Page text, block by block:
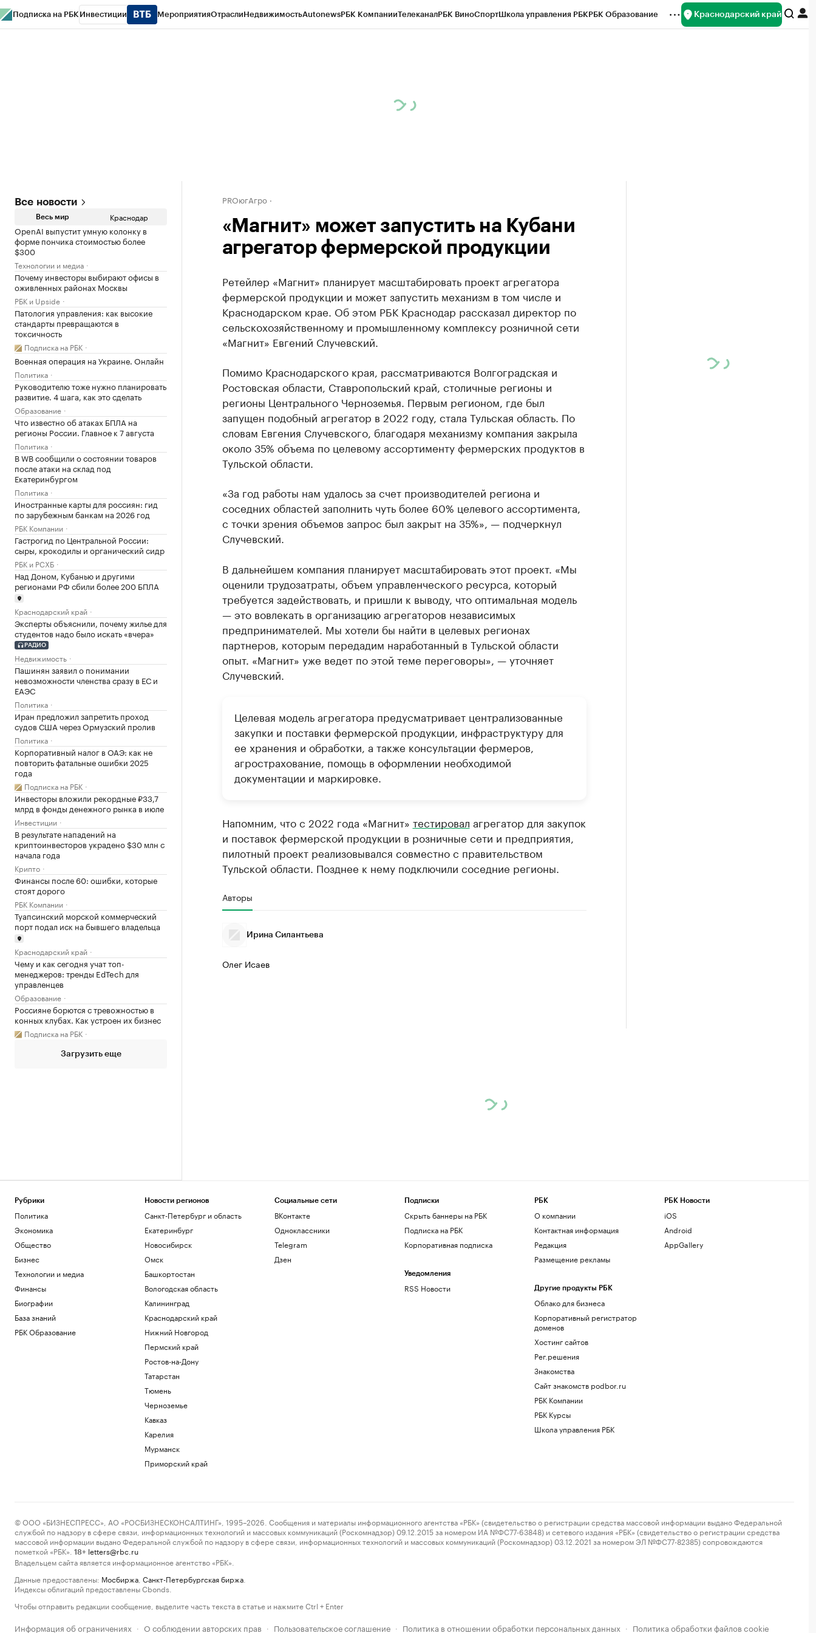
Подписка на РБК Инвестиции МероприятияОтраслиНедвижимостьAutonewsРБК КомпанииТелеканалРБК ВиноСпортШкола управления РБКРБК Образование Краснодарский край
Все новости
Весь мир Краснодар
OpenAI выпустит умную колонку в
форме пончика стоимостью более
$300
Технологии и медиа
Почему инвесторы выбирают офисы в
оживленных районах Москвы
РБК и Upside
Патология управления: как высокие
стандарты превращаются в
токсичность
Подписка на РБК
Военная операция на Украине. Онлайн
Политика
Руководителю тоже нужно планировать
развитие. 4 шага, как это сделать
Образование
Что известно об атаках БПЛА на
регионы России. Главное к 7 августа
Политика
В WB сообщили о состоянии товаров
после атаки на склад под
Екатеринбургом
Политика
Иностранные карты для россиян: гид
по зарубежным банкам на 2026 год
РБК Компании
Гастрогид по Центральной России:
сыры, крокодилы и органический сидр
РБК и РСХБ
Над Доном, Кубанью и другими
регионами РФ сбили более 200 БПЛА
Краснодарский край
Эксперты объяснили, почему жилье для
студентов надо было искать «вчера»
РАДИО
Недвижимость
Пашинян заявил о понимании
невозможности членства сразу в ЕС и
ЕАЭС
Политика
Иран предложил запретить проход
судов США через Ормузский пролив
Политика
Корпоративный налог в ОАЭ: как не
повторить фатальные ошибки 2025
года
Подписка на РБК
Инвесторы вложили рекордные ₽33,7
млрд в фонды денежного рынка в июле
Инвестиции
В результате нападений на
криптоинвесторов украдено $30 млн с
начала года
Крипто
Финансы после 60: ошибки, которые
стоят дорого
РБК Компании
Туапсинский морской коммерческий
порт подал иск на бывшего владельца
Краснодарский край
Чему и как сегодня учат топ-
менеджеров: тренды EdTech для
управленцев
Образование
Россияне борются с тревожностью в
конных клубах. Как устроен их бизнес
Подписка на РБК
Загрузить еще
PROюгАгро
«Магнит» может запустить на Кубани
агрегатор фермерской продукции
Ретейлер «Магнит» планирует масштабировать проект агрегатора
фермерской продукции и может запустить механизм в том числе и
Краснодарском крае. Об этом РБК Краснодар рассказал директор по
сельскохозяйственному и промышленному комплексу розничной сети
«Магнит» Евгений Случевский.
Помимо Краснодарского края, рассматриваются Волгоградская и
Ростовская области, Ставропольский край, столичные регионы и
регионы Центрального Черноземья. Первым регионом, где был
запущен подобный агрегатор в 2022 году, стала Тульская область. По
словам Евгения Случевского, благодаря механизму компания закрыла
около 35% объема по целевому ассортименту фермерских продуктов в
Тульской области.
«За год работы нам удалось за счет производителей региона и
соседних областей заполнить чуть более 60% целевого ассортимента,
с точки зрения объемов запрос был закрыт на 35%», — подчеркнул
Случевский.
В дальнейшем компания планирует масштабировать этот проект. «Мы
оценили трудозатраты, объем управленческого ресурса, который
требуется задействовать, и пришли к выводу, что оптимальная модель
— это вовлекать в организацию агрегаторов независимых
предпринимателей. Мы хотели бы найти в целевых регионах
партнеров, которым передадим наработанный в Тульской области
опыт. «Магнит» уже ведет по этой теме переговоры», — уточняет
Случевский.
Целевая модель агрегатора предусматривает централизованные
закупки и поставки фермерской продукции, инфраструктуру для
ее хранения и обработки, а также консультации фермеров,
агрострахование, помощь в оформлении необходимой
документации и маркировке.
Напомним, что с 2022 года «Магнит» тестировал агрегатор для закупок
и поставок фермерской продукции в розничные сети и предприятия,
пилотный проект реализовывался совместно с правительством
Тульской области. Позднее к нему подключили соседние регионы.
Авторы
Ирина Силантьева
Олег Исаев
Рубрики
Политика
Экономика
Общество
Бизнес
Технологии и медиа
Финансы
Биографии
База знаний
РБК Образование
Новости регионов
Санкт-Петербург и область
Екатеринбург
Новосибирск
Омск
Башкортостан
Вологодская область
Калининград
Краснодарский край
Нижний Новгород
Пермский край
Ростов-на-Дону
Татарстан
Тюмень
Черноземье
Кавказ
Карелия
Мурманск
Приморский край
Социальные сети
ВКонтакте
Одноклассники
Telegram
Дзен
Подписки
Скрыть баннеры на РБК
Подписка на РБК
Корпоративная подписка
Уведомления
RSS Новости
РБК
О компании
Контактная информация
Редакция
Размещение рекламы
Другие продукты РБК
Облако для бизнеса
Корпоративный регистратор
доменов
Хостинг сайтов
Рег.решения
Знакомства
Сайт знакомств podbor.ru
РБК Компании
РБК Курсы
Школа управления РБК
РБК Новости
iOS
Android
AppGallery
© ООО «БИЗНЕСПРЕСС», АО «РОСБИЗНЕСКОНСАЛТИНГ», 1995–2026. Сообщения и материалы информационного агентства «РБК» (свидетельство о регистрации средства массовой информации выдано Федеральной
службой по надзору в сфере связи, информационных технологий и массовых коммуникаций (Роскомнадзор) 09.12.2015 за номером ИА №ФС77-63848) и сетевого издания «РБК» (свидетельство о регистрации средства
массовой информации выдано Федеральной службой по надзору в сфере связи, информационных технологий и массовых коммуникаций (Роскомнадзор) 03.12.2021 за номером ЭЛ №ФС77-82385) сопровождаются
пометкой «РБК».
18+ letters@rbc.ru
Владельцем сайта является информационное агентство «РБК».
Данные предоставлены: Мосбиржа Санкт-Петербургская биржа
Индексы облигаций предоставлены Cbonds.
Чтобы отправить редакции сообщение, выделите часть текста в статье и нажмите Ctrl + Enter
Информация об ограничениях · О соблюдении авторских прав · Пользовательское соглашение · Политика в отношении обработки персональных данных · Политика обработки файлов cookie